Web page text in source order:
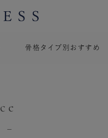
骨格タイプ別おすすめ
─